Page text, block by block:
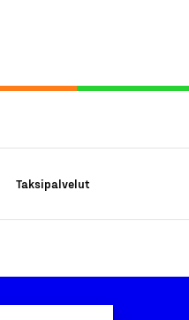
Taksipalvelut